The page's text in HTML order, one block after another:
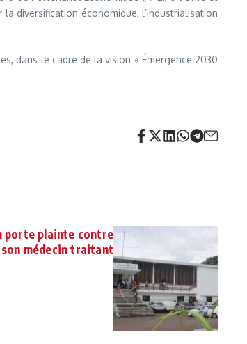
diversification économique, l’industrialisation
dans le cadre de la vision « Émergence 2030
porte plainte contre
médecin traitant